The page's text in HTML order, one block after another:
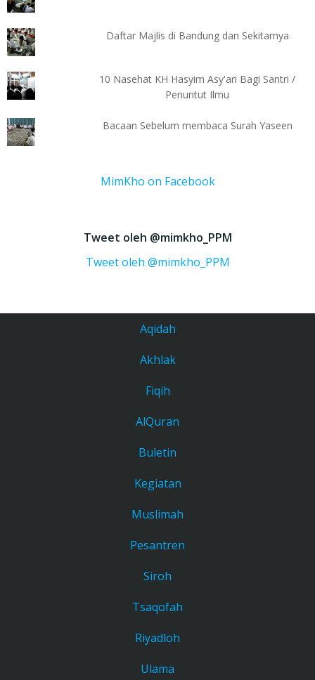
Daftar Majlis di Bandung dan Sekitarnya
10 Nasehat KH Hasyim Asy'ari Bagi Santri /
Penuntut Ilmu
Bacaan Sebelum membaca Surah Yaseen
MimKho on Facebook
Tweet oleh @mimkho_PPM
Tweet oleh @mimkho_PPM
Aqidah
Akhlak
Fiqih
AlQuran
Buletin
Kegiatan
Muslimah
Pesantren
Siroh
Tsaqofah
Riyadloh
Ulama